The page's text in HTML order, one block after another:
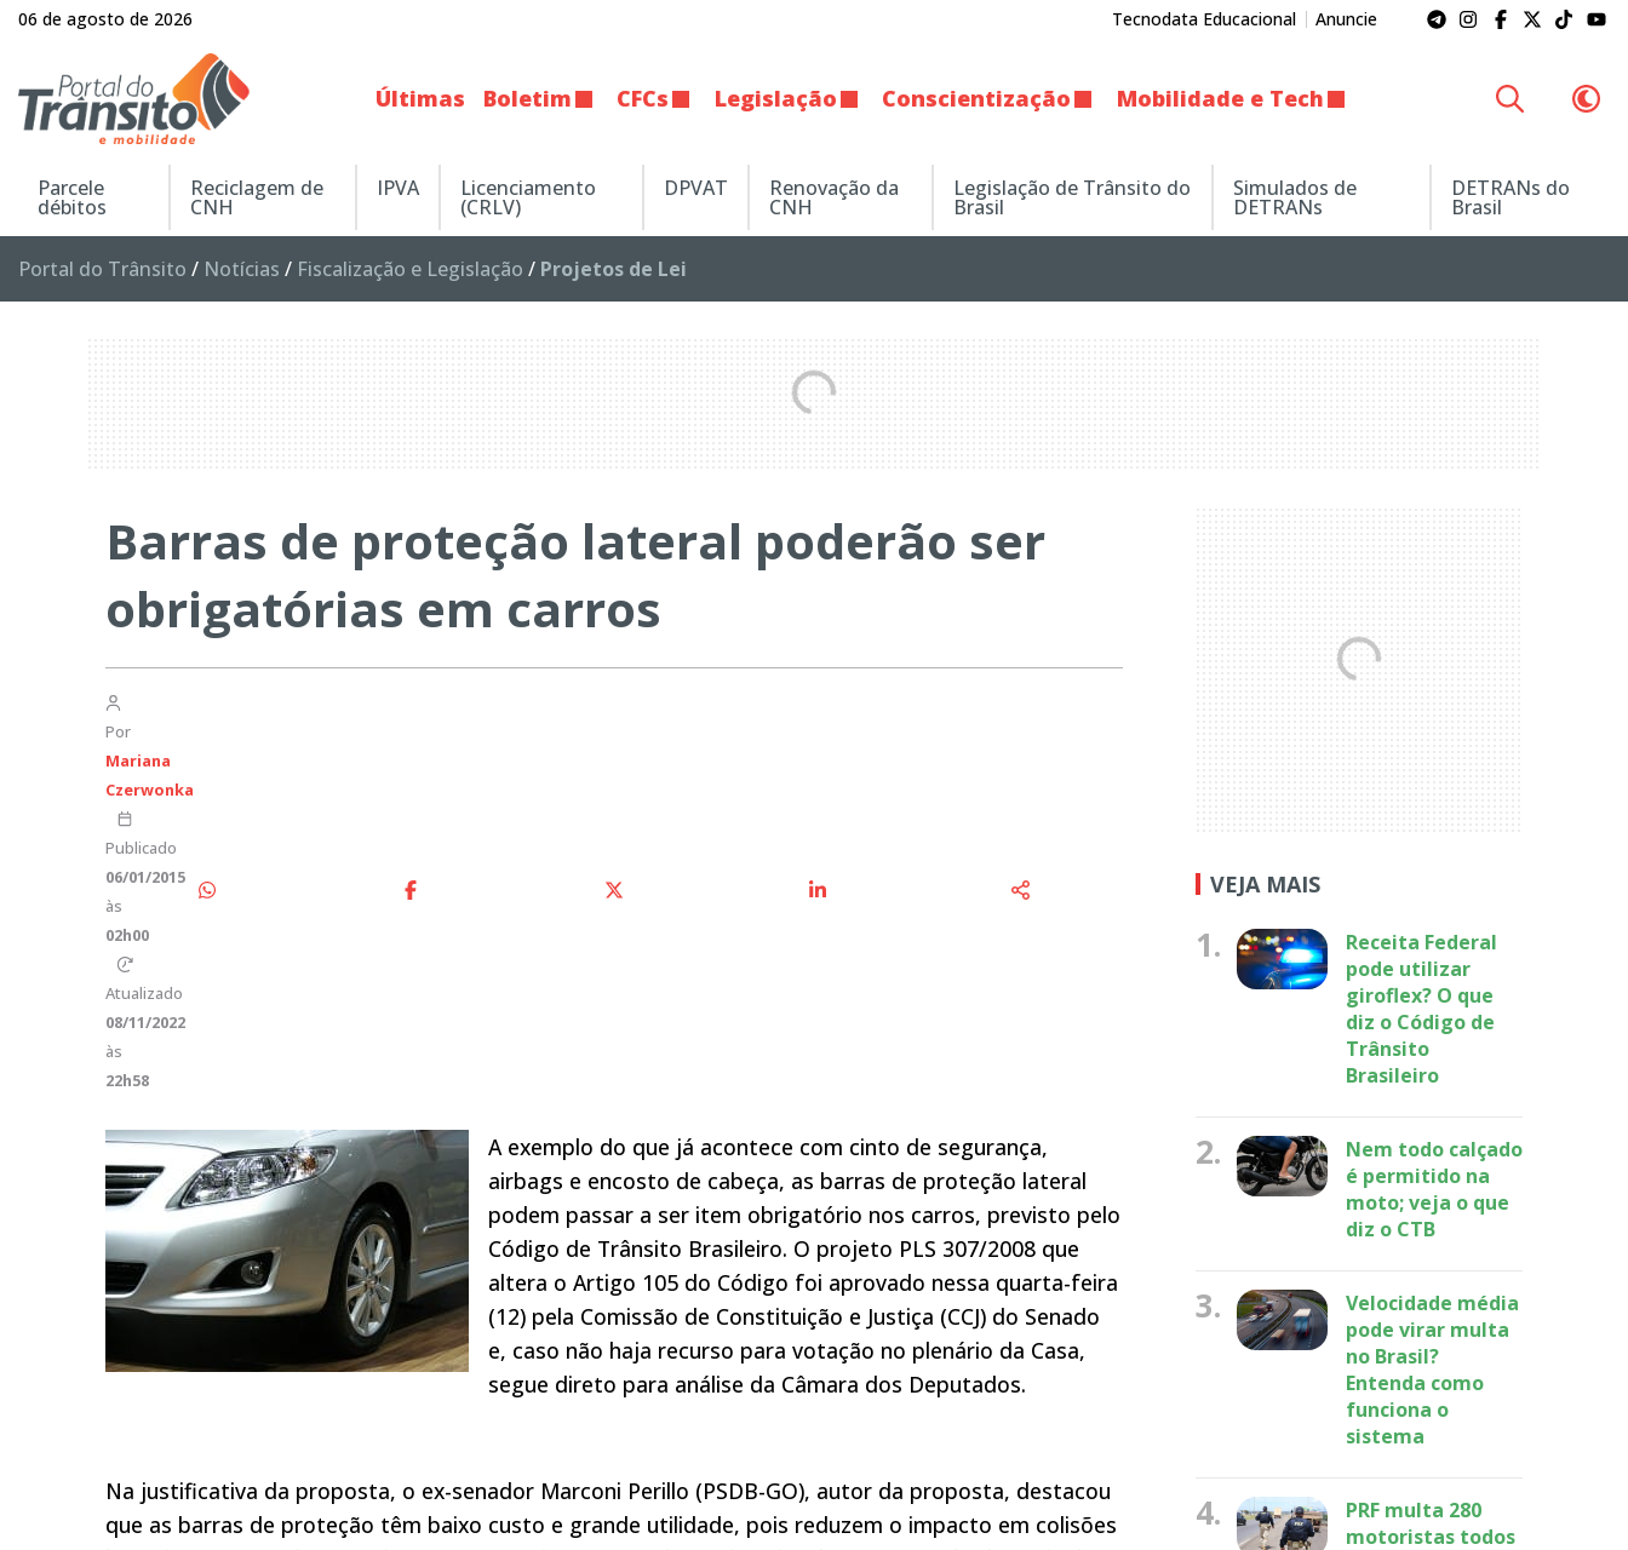
06 de agosto de 2026 Tecnodata Educacional Anuncie
Últimas Boletim CFCs Legislação Conscientização Mobilidade e Tech
Parcele
débitos
Reciclagem de
CNH
IPVA Licenciamento
(CRLV)
DPVAT Renovação da
CNH
Legislação de Trânsito do
Brasil
Simulados de
DETRANs
DETRANs do
Brasil
Portal do Trânsito / Notícias / Fiscalização e Legislação / Projetos de Lei
Barras de proteção lateral poderão ser
obrigatórias em carros
Por
Mariana
Czerwonka
Publicado
06/01/2015
às
02h00
Atualizado
08/11/2022
às
22h58
A exemplo do que já acontece com cinto de segurança,
airbags e encosto de cabeça, as barras de proteção lateral
podem passar a ser item obrigatório nos carros, previsto pelo
Código de Trânsito Brasileiro. O projeto PLS 307/2008 que
altera o Artigo 105 do Código foi aprovado nessa quarta-feira
(12) pela Comissão de Constituição e Justiça (CCJ) do Senado
e, caso não haja recurso para votação no plenário da Casa,
segue direto para análise da Câmara dos Deputados.
Na justificativa da proposta, o ex-senador Marconi Perillo (PSDB-GO), autor da proposta, destacou
que as barras de proteção têm baixo custo e grande utilidade, pois reduzem o impacto em colisões
VEJA MAIS
1.
Receita Federal
pode utilizar
giroflex? O que
diz o Código de
Trânsito
Brasileiro
2.
Nem todo calçado
é permitido na
moto; veja o que
diz o CTB
3.
Velocidade média
pode virar multa
no Brasil?
Entenda como
funciona o
sistema
4.
PRF multa 280
motoristas todos